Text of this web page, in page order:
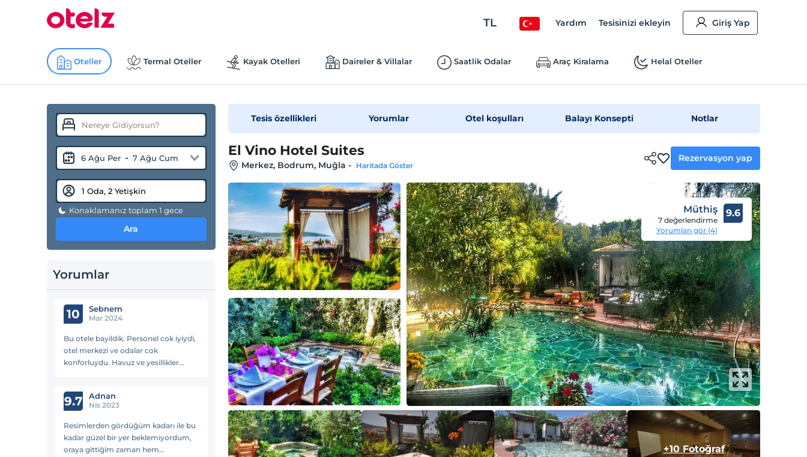
TL Yardım Tesisinizi ekleyin Giriş Yap
Oteller Termal Oteller Kayak Otelleri Daireler & Villalar Saatlik Odalar Araç Kiralama Helal Oteller
6 Ağu Per - 7 Ağu Cum
Konaklamanız toplam 1 gece
Ara
Yorumlar
10 Sebnem
Mar 2024
Bu otele bayildik. Personel cok iyiydi,
otel merkezi ve odalar cok
konforluydu. Havuz ve yesillikler
9.7 Adnan
Nis 2023
Resimlerden gördüğüm kadarı ile bu
kadar güzel bir yer beklemiyordum,
oraya gittiğim zaman hem
Tesis özellikleri Yorumlar Otel koşulları Balayı Konsepti Notlar
El Vino Hotel Suites
Merkez, Bodrum, Muğla - Haritada Göster
Rezervasyon yap
Müthiş
7 değerlendirme
Yorumları gör (4)
9.6
+10 Fotoğraf